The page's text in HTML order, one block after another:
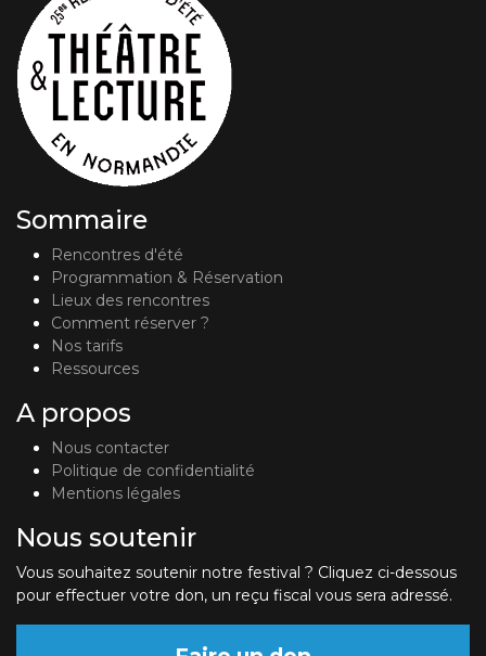
Sommaire
Rencontres d'été
Programmation & Réservation
Lieux des rencontres
Comment réserver ?
Nos tarifs
Ressources
A propos
Nous contacter
Politique de confidentialité
Mentions légales
Nous soutenir
Vous souhaitez soutenir notre festival ? Cliquez ci-dessous
pour effectuer votre don, un reçu fiscal vous sera adressé.